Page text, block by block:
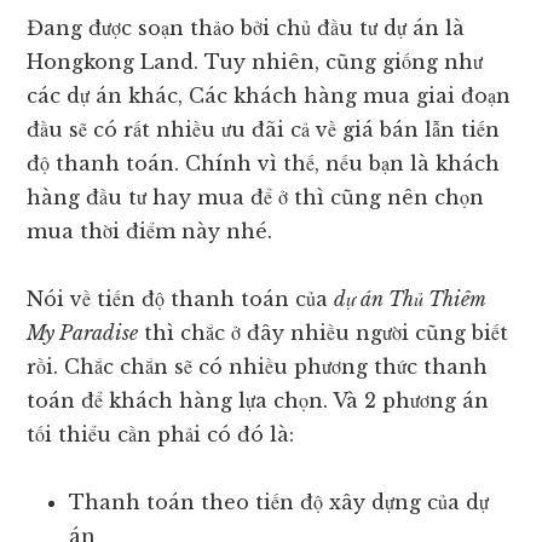
Đang được soạn thảo bởi chủ đầu tư dự án là
Hongkong Land. Tuy nhiên, cũng giống như
các dự án khác, Các khách hàng mua giai đoạn
đầu sẽ có rất nhiều ưu đãi cả về giá bán lẫn tiến
độ thanh toán. Chính vì thế, nếu bạn là khách
hàng đầu tư hay mua để ở thì cũng nên chọn
mua thời điểm này nhé.
Nói về tiến độ thanh toán củadự án Thủ Thiêm
My Paradise thì chắc ở đây nhiều người cũng biết
rồi. Chắc chắn sẽ có nhiều phương thức thanh
toán để khách hàng lựa chọn. Và 2 phương án
tối thiểu cần phải có đó là:
Thanh toán theo tiến độ xây dựng của dự
án